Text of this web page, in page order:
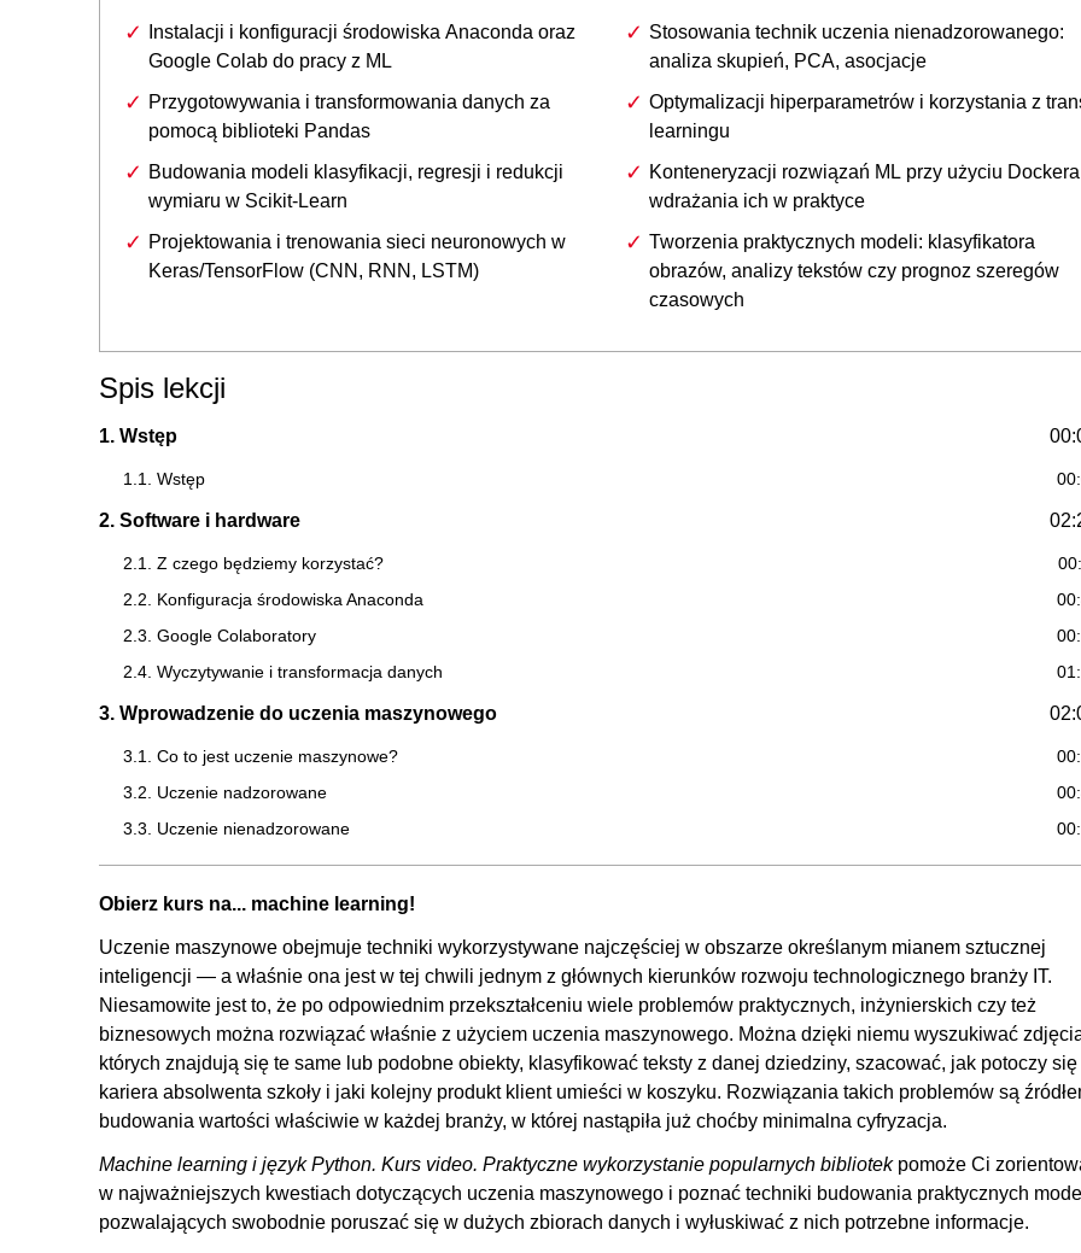
Instalacji i konfiguracji środowiska Anaconda oraz
Google Colab do pracy z ML
Przygotowywania i transformowania danych za
pomocą biblioteki Pandas
Budowania modeli klasyfikacji, regresji i redukcji
wymiaru w Scikit-Learn
Projektowania i trenowania sieci neuronowych w
Keras/TensorFlow (CNN, RNN, LSTM)
Stosowania technik uczenia nienadzorowanego:
analiza skupień, PCA, asocjacje
Optymalizacji hiperparametrów i korzystania z
learningu
Konteneryzacji rozwiązań ML przy użyciu
wdrażania ich w praktyce
Tworzenia praktycznych modeli: klasyfikatora
obrazów, analizy tekstów czy prognoz szeregów
czasowych
Spis lekcji
1. Wstęp
1.1. Wstęp
2. Software i hardware
2.1. Z czego będziemy korzystać?
2.2. Konfiguracja środowiska Anaconda
2.3. Google Colaboratory
2.4. Wyczytywanie i transformacja danych
3. Wprowadzenie do uczenia maszynowego
3.1. Co to jest uczenie maszynowe?
3.2. Uczenie nadzorowane
3.3. Uczenie nienadzorowane
3.4. Dobre praktyki treningu modeli oraz standardy pracy w projektach z obszaru modelowania danych (SEMMA, CRISP-
DM)
4. Przykłady zastosowania klasyfikacji
4.1. Przykłady modeli klasyfikacji
4.2. Klasyfikacja przy wykorzystaniu płytkiego uczenia maszynowego, w tym wprowadzenie do metod
płytkiego uczenia maszynowego
OGLĄDAJ »
00:28:20
4.3. Klasyfikacja tekstów przy wykorzystaniu głębokiego uczenia, w tym wprowadzenie do metod głebokiego uczenia
maszynowego
4.4. Klasyfikacja obrazów przy wykorzystaniu głębokiego uczenia, w tym wprowadzenie do konwolucyjnych sieci
neuronowych
4.5. Klasyfikacja obrazów przy wykorzystaniu techniki Transfer Learningu
Obierz kurs na... machine learning!
Uczenie maszynowe obejmuje techniki wykorzystywane najczęściej w obszarze określanym mianem sztucznej
inteligencji — a właśnie ona jest w tej chwili jednym z głównych kierunków rozwoju technologicznego branży IT.
Niesamowite jest to, że po odpowiednim przekształceniu wiele problemów praktycznych, inżynierskich czy też
biznesowych można rozwiązać właśnie z użyciem uczenia maszynowego. Można dzięki niemu wyszukiwać
których znajdują się te same lub podobne obiekty, klasyfikować teksty z danej dziedziny, szacować, jak potoczy się
kariera absolwenta szkoły i jaki kolejny produkt klient umieści w koszyku. Rozwiązania takich problemów są
budowania wartości właściwie w każdej branży, w której nastąpiła już choćby minimalna cyfryzacja.
Machine learning i język Python. Kurs video. Praktyczne wykorzystanie popularnych bibliotekpomoże Ci
w najważniejszych kwestiach dotyczących uczenia maszynowego i poznać techniki budowania praktycznych
pozwalających swobodnie poruszać się w dużych zbiorach danych i wyłuskiwać z nich potrzebne informacje.